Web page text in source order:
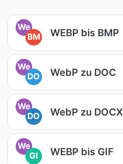
We
BM
WEBP bis BMP
We
DO
WebP zu DOC
We
DO
WebP zu DOCX
We
GI
WEBP bis GIF